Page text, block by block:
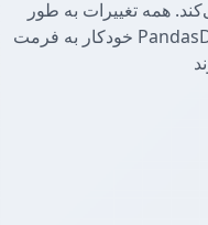
همه تغییرات به طور
خودکار به فرمت PandasDataFrame با نتایج دقیق و قابل اعتماد